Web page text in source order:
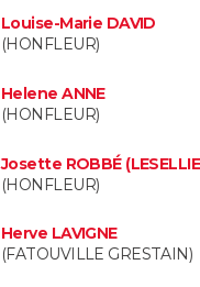
Louise-Marie DAVID
(HONFLEUR)
Helene ANNE
(HONFLEUR)
Josette ROBBÉ
(HONFLEUR)
Herve LAVIGNE
(FATOUVILLE GRESTAIN)